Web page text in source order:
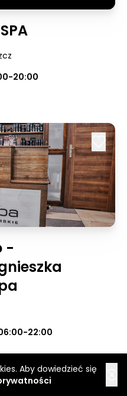
Aby dowiedzieć się
20:00
-
22:00